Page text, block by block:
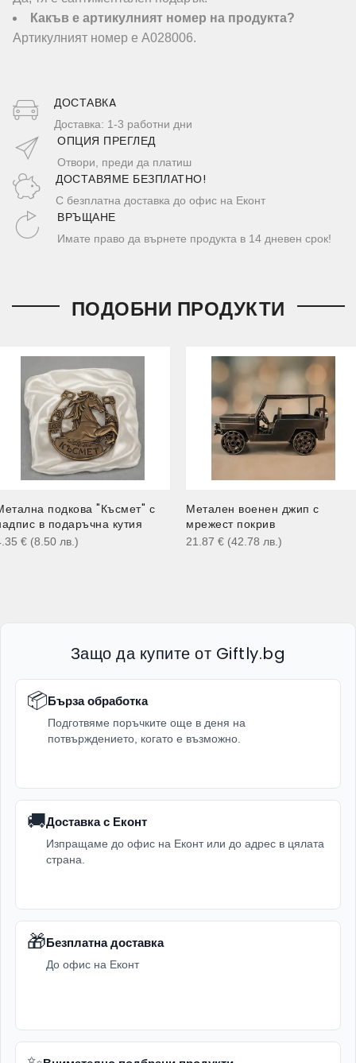
Какъв е артикулният номер на продукта?
Артикулният номер е A028006.
ДОСТАВКA
Доставка: 1-3 работни дни
ОПЦИЯ ПРЕГЛЕД
Отвори, преди да платиш
ДОСТАВЯМЕ БЕЗПЛАТНО!
С безплатна доставка до офис на Еконт
ВРЪЩАНЕ
Имате право да върнете продукта в 14 дневен срок!
ПОДОБНИ ПРОДУКТИ
подкова "Късмет" с
в подаръчна кутия
€ (8.50 лв. )
Метален военен джип с
мрежест покрив
21.87 € (42.78 лв. )
Защо да купите от Giftly.bg
📦Бърза обработка
Подготвяме поръчките още в деня на
потвърждението, когато е възможно.
🚚Доставка с Еконт
Изпращаме до офис на Еконт или до адрес в цялата
страна.
🎁Безплатна доставка
До офис на Еконт